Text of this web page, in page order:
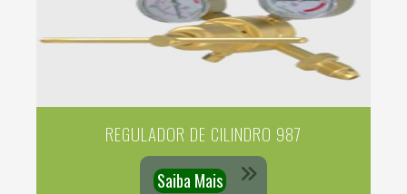
REGULADOR DE CILINDRO 987
Saiba Mais